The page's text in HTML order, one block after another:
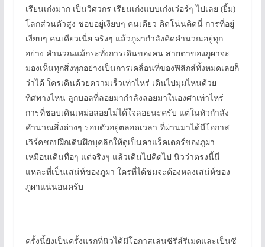
เรียนเก่งมาก เป็นวิศวกร เรียนเก่งแบบเก่งเว่อร์ๆ ไปเลย (ยิ้ม)
โลกส่วนตัวสูง ชอบอยู่เงียบๆ คนเดียว คิดโน่นคิดนี่ การที่อยู่
เงียบๆ คนเดียวเนี่ย จริงๆ แล้วภูผากำลังคิดคำนวณอยู่ทุก
อย่าง คำนวณแม้กระทั่งการเดินของคน สายตาของภูผาจะ
มองเห็นทุกสิ่งทุกอย่างเป็นการเคลื่อนที่ของฟิสิกส์ทั้งหมดเลยก็
ว่าได้ ใครเดินด้วยความเร็วเท่าไหร่ เดินไปมุมไหนด้วย
ทิศทางไหน ลูกบอลที่ลอยมากำลังลอยมาในองศาเท่าไหร่
การที่ชอบเดินเหม่อลอยไม่ได้ใจลอยนะครับ แต่ในหัวกำลัง
คำนวณสิ่งต่างๆ รอบตัวอยู่ตลอดเวลา ที่ผ่านมาได้มีโอกาส
เวิร์คชอปฝึกเดินฝึกบุคลิกให้ดูเป็นคาแร็คเตอร์ของภูผา
เหมือนเดินทื่อๆ แต่จริงๆ แล้วเดินไปคิดไป นิวว่าตรงนี้นี่
แหละที่เป็นเสน่ห์ของภูผา ใครที่ได้ชมจะต้องหลงเสน่ห์ของ
ภูผาแน่นอนครับ
ครั้งนี้ยังเป็นครั้งแรกที่นิวได้มีโอกาสเล่นซีรีส์รีเมคและเป็นซี